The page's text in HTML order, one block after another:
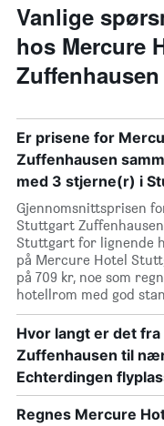
Vanlige
hos Mercure
Zuffenhausen
Er prisene for
Zuffenhausen
med 3 stjerne(r) i
Gjennomsnittsprisen
Stuttgart
Stuttgart for lignende
på Mercure Hotel
på 709 kr, noe som
hotellrom med god
Hvor langt er det
Zuffenhausen til
Echterdingen
Regnes Mercure